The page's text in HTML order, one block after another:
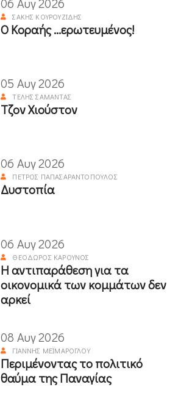
06 Αυγ 2026
ΣΆΚΗΣ ΚΟΥΡΟΥΖΊΔΗΣ
Ο Κοραής ...ερωτευμένος!
05 Αυγ 2026
ΤΈΛΗΣ ΣΑΜΑΝΤΆΣ
Τζον Χιούστον
06 Αυγ 2026
ΠΈΤΡΟΣ ΠΑΠΑΣΑΡΑΝΤΌΠΟΥΛΟΣ
Δυστοπία
06 Αυγ 2026
ΘΕΌΔΩΡΟΣ ΚΑΡΟΎΝΟΣ
Η αντιπαράθεση για τα
οικονομικά των κομμάτων δεν
αρκεί
08 Αυγ 2026
ΓΙΆΝΝΗΣ ΜΕΪΜΆΡΟΓΛΟΥ
Περιμένοντας το πολιτικό
θαύμα της Παναγίας